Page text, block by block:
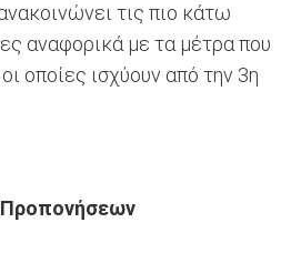
τις πιο κάτω
αναφορικά με τα μέτρα που
οποίες ισχύουν από την 3η